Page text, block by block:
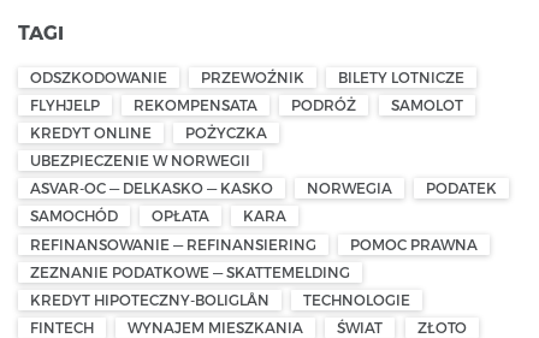
TAGI
ODSZKODOWANIE PRZEWOŹNIK
BILETY LOTNICZE
FLYHJELP
REKOMPENSATA PODRÓŻ
SAMOLOT
KREDYT ONLINE
POŻYCZKA
UBEZPIECZENIE W NORWEGII
ASVAR-OC — DELKASKO — KASKO
NORWEGIA
PODATEK
SAMOCHÓD
OPŁATA
KARA
REFINANSOWANIE — REFINANSIERING
POMOC PRAWNA
ZEZNANIE PODATKOWE — SKATTEMELDING
KREDYT HIPOTECZNY-BOLIGLÅN
TECHNOLOGIE
FINTECH
WYNAJEM MIESZKANIA ŚWIAT
ZŁOTO